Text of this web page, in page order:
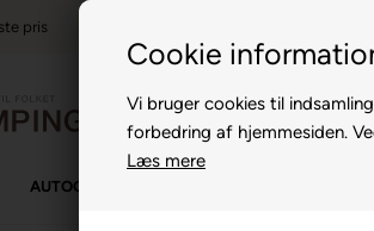
Cookie
Vi bruger cookies til
forbedring af hjemmesiden.
Læs mere
pris
AUTOCAMPER